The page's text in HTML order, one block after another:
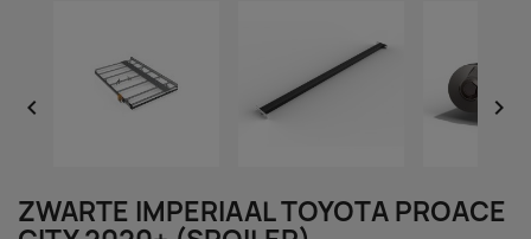
 
ZWARTE IMPERIAAL TOYOTA PROACE